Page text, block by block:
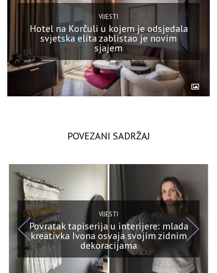
VIJESTI
Hotel na Korčuli u kojem je odsjedala
svjetska elita zablistao je novim
sjajem
POVEZANI SADRŽAJ
VIJESTI
Povratak tapiserija u interijere: mlada
kreativka Ivona osvaja svojim zidnim
dekoracijama